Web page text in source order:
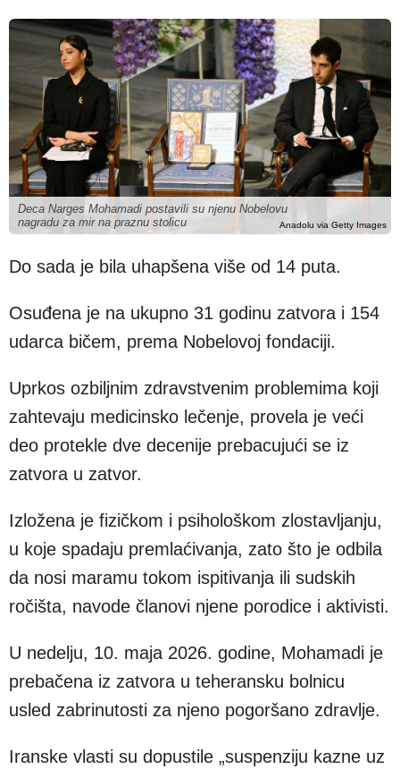
Anadolu via Getty Images
Deca Narges Mohamadi postavili su njenu Nobelovu
nagradu za mir na praznu stolicu
Do sada je bila uhapšena više od 14 puta.
Osuđena je na ukupno 31 godinu zatvora i 154
udarca bičem, prema Nobelovoj fondaciji.
Uprkos ozbiljnim zdravstvenim problemima koji
zahtevaju medicinsko lečenje, provela je veći
deo protekle dve decenije prebacujući se iz
zatvora u zatvor.
Izložena je fizičkom i psihološkom zlostavljanju,
u koje spadaju premlaćivanja, zato što je odbila
da nosi maramu tokom ispitivanja ili sudskih
ročišta, navode članovi njene porodice i aktivisti.
U nedelju, 10. maja 2026. godine, Mohamadi je
prebačena iz zatvora u teheransku bolnicu
usled zabrinutosti za njeno pogoršano zdravlje.
Iranske vlasti su dopustile „suspenziju kazne uz